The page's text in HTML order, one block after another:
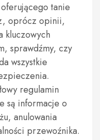
tanie
oprócz opinii,
kluczowych
sprawdźmy, czy
wszystkie
regulamin
są informacje o
anulowania
przewoźnika.